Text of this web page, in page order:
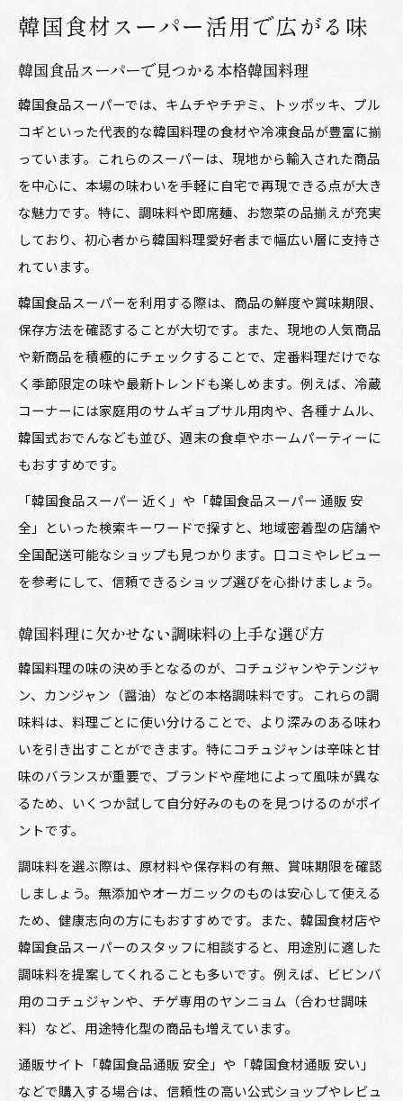
韓国食材スーパー活用で広がる味
韓国食品スーパーで見つかる本格韓国料理
韓国食品スーパーでは、キムチやチヂミ、トッポッキ、プル
コギといった代表的な韓国料理の食材や冷凍食品が豊富に揃
っています。これらのスーパーは、現地から輸入された商品
を中心に、本場の味わいを手軽に自宅で再現できる点が大き
な魅力です。特に、調味料や即席麺、お惣菜の品揃えが充実
しており、初心者から韓国料理愛好者まで幅広い層に支持さ
れています。
韓国食品スーパーを利用する際は、商品の鮮度や賞味期限、
保存方法を確認することが大切です。また、現地の人気商品
や新商品を積極的にチェックすることで、定番料理だけでな
く季節限定の味や最新トレンドも楽しめます。例えば、冷蔵
コーナーには家庭用のサムギョプサル用肉や、各種ナムル、
韓国式おでんなども並び、週末の食卓やホームパーティーに
もおすすめです。
「韓国食品スーパー 近く」や「韓国食品スーパー 通販 安
全」といった検索キーワードで探すと、地域密着型の店舗や
全国配送可能なショップも見つかります。口コミやレビュー
を参考にして、信頼できるショップ選びを心掛けましょう。
韓国料理に欠かせない調味料の上手な選び方
韓国料理の味の決め手となるのが、コチュジャンやテンジャ
ン、カンジャン（醤油）などの本格調味料です。これらの調
味料は、料理ごとに使い分けることで、より深みのある味わ
いを引き出すことができます。特にコチュジャンは辛味と甘
味のバランスが重要で、ブランドや産地によって風味が異な
るため、いくつか試して自分好みのものを見つけるのがポイ
ントです。
調味料を選ぶ際は、原材料や保存料の有無、賞味期限を確認
しましょう。無添加やオーガニックのものは安心して使える
ため、健康志向の方にもおすすめです。また、韓国食材店や
韓国食品スーパーのスタッフに相談すると、用途別に適した
調味料を提案してくれることも多いです。例えば、ビビンバ
用のコチュジャンや、チゲ専用のヤンニョム（合わせ調味
料）など、用途特化型の商品も増えています。
通販サイト「韓国食品通販 安全」や「韓国食材通販 安い」
などで購入する場合は、信頼性の高い公式ショップやレビュ